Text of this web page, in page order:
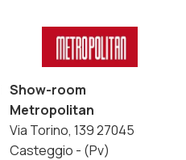
Show-room
Metropolitan
Via Torino, 139 27045
Casteggio - (Pv)